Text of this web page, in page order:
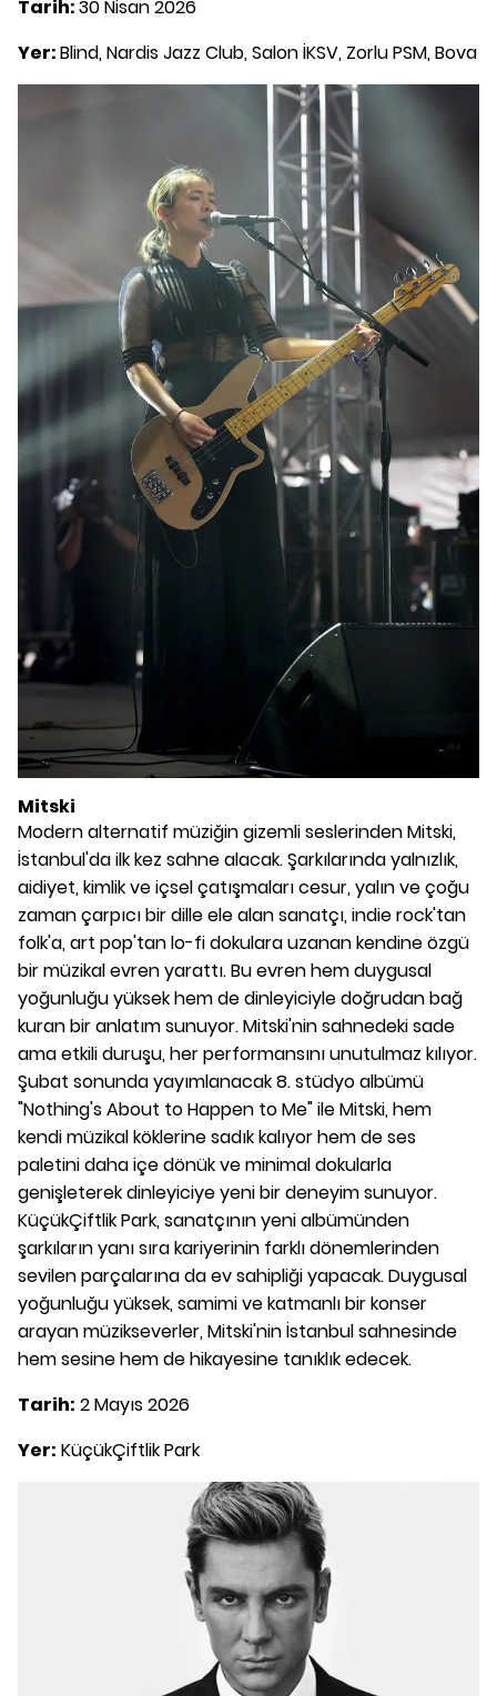
Tarih:30 Nisan 2026
Yer:Blind, Nardis Jazz Club, Salon İKSV, Zorlu PSM, Bova
Mitski
Modern alternatif müziğin gizemli seslerinden Mitski,
İstanbul'da ilk kez sahne alacak. Şarkılarında yalnızlık,
aidiyet, kimlik ve içsel çatışmaları cesur, yalın ve çoğu
zaman çarpıcı bir dille ele alan sanatçı, indie rock'tan
folk'a, art pop'tan lo-fi dokulara uzanan kendine özgü
bir müzikal evren yarattı. Bu evren hem duygusal
yoğunluğu yüksek hem de dinleyiciyle doğrudan bağ
kuran bir anlatım sunuyor. Mitski'nin sahnedeki sade
ama etkili duruşu, her performansını unutulmaz kılıyor.
Şubat sonunda yayımlanacak 8. stüdyo albümü
"Nothing's About to Happen to Me" ile Mitski, hem
kendi müzikal köklerine sadık kalıyor hem de ses
paletini daha içe dönük ve minimal dokularla
genişleterek dinleyiciye yeni bir deneyim sunuyor.
KüçükÇiftlik Park, sanatçının yeni albümünden
şarkıların yanı sıra kariyerinin farklı dönemlerinden
sevilen parçalarına da ev sahipliği yapacak. Duygusal
yoğunluğu yüksek, samimi ve katmanlı bir konser
arayan müzikseverler, Mitski'nin İstanbul sahnesinde
hem sesine hem de hikayesine tanıklık edecek.
Tarih: 2 Mayıs 2026
Yer: KüçükÇiftlik Park